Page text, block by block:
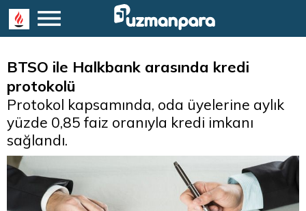
BTSO ile Halkbank arasında kredi
protokolü
Protokol kapsamında, oda üyelerine aylık
yüzde 0,85 faiz oranıyla kredi imkanı
sağlandı.